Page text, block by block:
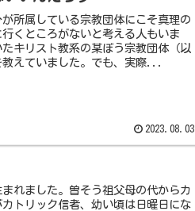
所属している宗教団体にこそ真理の
くところがないと考える人もいま
キリスト教系の某ぼう宗教団体（以
えていました。でも、実際...
2023.08.03
れました。曽そう祖父母の代からカ
トリック信者、幼い頃は日曜日にな